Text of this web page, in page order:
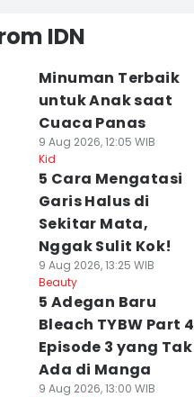
IDN
Minuman Terbaik
untuk Anak saat
Cuaca Panas
9 Aug 2026, 12:05 WIB
Kid
5 Cara Mengatasi
Garis Halus di
Sekitar Mata,
Nggak Sulit Kok!
9 Aug 2026, 13:25 WIB
Beauty
5 Adegan Baru
Bleach TYBW Part 4
Episode 3 yang Tak
Ada di Manga
9 Aug 2026, 13:00 WIB